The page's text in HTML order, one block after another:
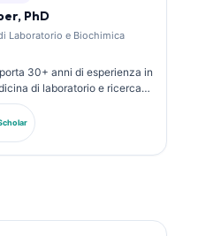
PhD
Laboratorio e Biochimica
30+ anni di esperienza in
di laboratorio e ricerca
della Società Tedesca
nell’analisi dei
standardizzazione dei